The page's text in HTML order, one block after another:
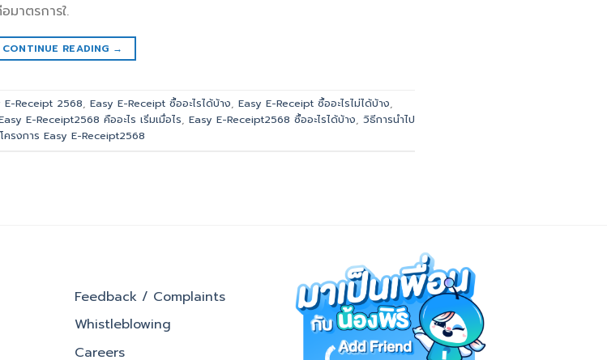
าตรการใ.
CONTINUE READING →
E-Receipt 2568, Easy E-Receipt ซื้ออะไรได้บ้าง, Easy E-Receipt ซื้ออะไรไม่ได้บ้าง,
E-Receipt2568 คืออะไร เริ่มเมื่อไร, Easy E-Receipt2568 ซื้ออะไรได้บ้าง, วิธีการนำไป
ครงการ Easy E-Receipt2568
Feedback / Complaints
Whistleblowing
Careers